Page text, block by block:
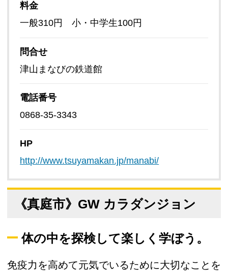
料金
一般310円 小・中学生100円
問合せ
津山まなびの鉄道館
電話番号
0868-35-3343
HP
http://www.tsuyamakan.jp/manabi/
《真庭市》GW カラダンジョン
体の中を探検して楽しく学ぼう。
免疫力を高めて元気でいるために大切なことを